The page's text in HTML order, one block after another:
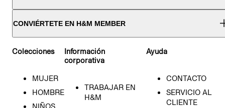
CONVIÉRTETE EN H&M MEMBER
Colecciones
MUJER
HOMBRE
Información
corporativa
TRABAJAR EN
H&M
Ayuda
CONTACTO
SERVICIO AL
CLIENTE